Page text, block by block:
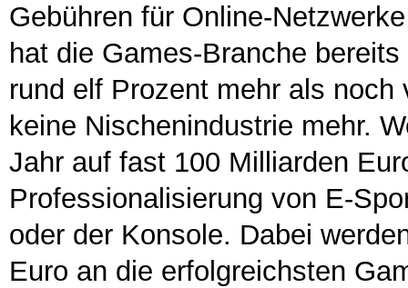
Gebühren für Online-
hat die Games-Branche
rund elf Prozent mehr als
keine Nischenindustrie mehr.
Jahr auf fast 100 Milliarden
Professionalisierung von E-
oder der Konsole. Dabei
Euro an die erfolgreichsten